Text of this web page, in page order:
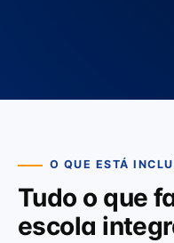
O QUE ESTÁ
Tudo o que
escola